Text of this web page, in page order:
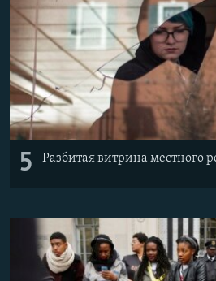
5 Разбитая витрина местного